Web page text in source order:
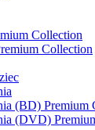
Collection
Collection
(BD) Premium
(DVD)